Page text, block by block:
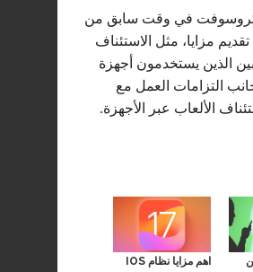
في وقت سابق من
تقديم مزايا، مثل الاستئناف
الذين يستخدمون أجهزة
التزامات العمل مع
الألعاب عبر الأجهزة.
اهم مزايا نظام IOS